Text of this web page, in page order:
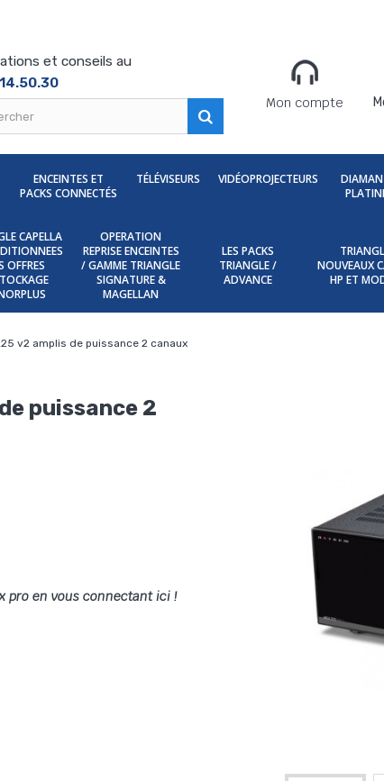
et conseils au
Mon compte
ENCEINTES ET
PACKS CONNECTÉS
TÉLÉVISEURS VIDÉOPROJECTEURS
CAPELLA
OFFRES
OPERATION
REPRISE ENCEINTES
/ GAMME TRIANGLE
SIGNATURE &
MAGELLAN
LES PACKS
TRIANGLE /
ADVANCE
NOUVEAUX
HP ET
v2 amplis de puissance 2 canaux
puissance 2
pro en vous connectant ici !